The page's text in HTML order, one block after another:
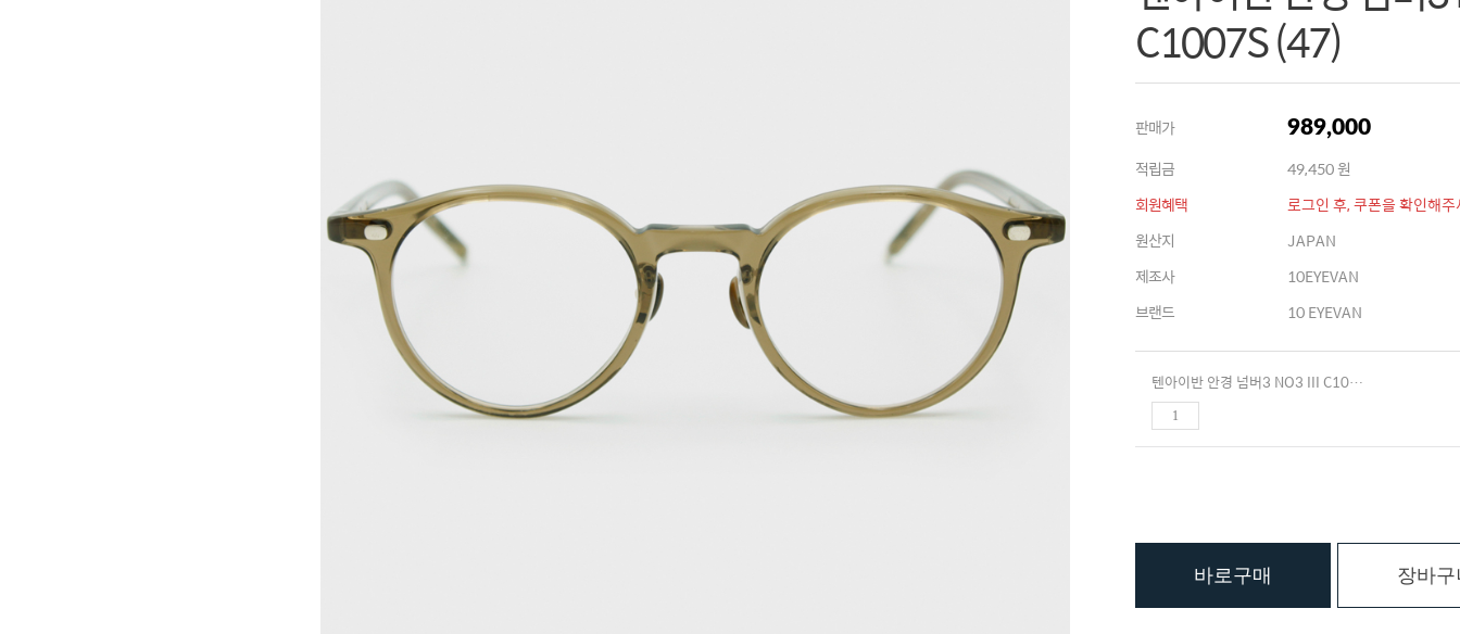
C1007S (47)
판매가 989,000
적립금
49,450 원
회원혜택
로그인 후, 쿠폰을 확인해
원산지
JAPAN
제조사
10EYEVAN
브랜드
10 EYEVAN
텐아이반 안경 넘버3 NO3 III C1007S (47)
바로구매 장바구